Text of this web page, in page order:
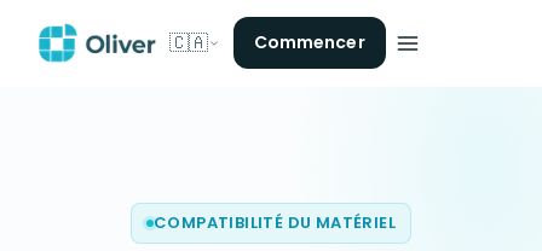
🇨🇦 Commencer
COMPATIBILITÉ DU MATÉRIEL